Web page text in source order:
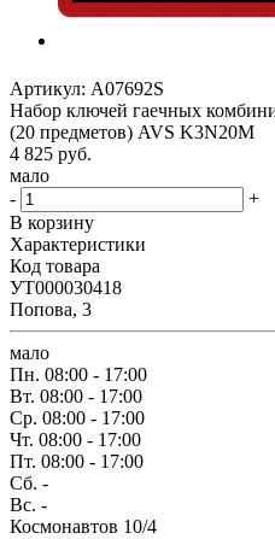
Артикул: A07692S
Набор ключей гаечных
(20 предметов) AVS K3N20M
4 825 руб.
мало
-
+
В корзину
Характеристики
Код товара
УТ000030418
Попова, 3
мало
Пн. 08:00 - 17:00
Вт. 08:00 - 17:00
Ср. 08:00 - 17:00
Чт. 08:00 - 17:00
Пт. 08:00 - 17:00
Сб. -
Вс. -
Космонавтов 10/4